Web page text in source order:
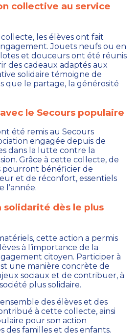
collective au service
les élèves ont fait
Jouets neufs ou en
et douceurs ont été réunis
des cadeaux adaptés aux
solidaire témoigne de
que le partage, la générosité
le Secours populaire
été remis au Secours
engagée depuis de
dans la lutte contre la
Grâce à cette collecte, de
bénéficier de
et de réconfort, essentiels
l’année.
solidarité dès le plus
cette action a permis
à l’importance de la
citoyen. Participer à
une manière concrète de
sociaux et de contribuer, à
plus solidaire.
des élèves et des
à cette collecte, ainsi
pour son action
des familles et des enfants.